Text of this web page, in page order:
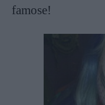
famose!